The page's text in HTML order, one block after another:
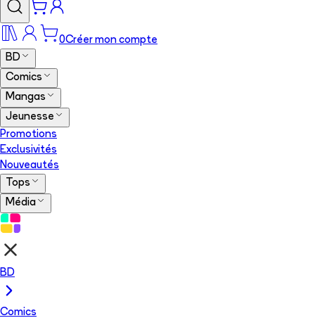
0Créer mon compte
BD
Comics
Mangas
Jeunesse
Promotions
Exclusivités
Nouveautés
Tops
Média
BD
Comics